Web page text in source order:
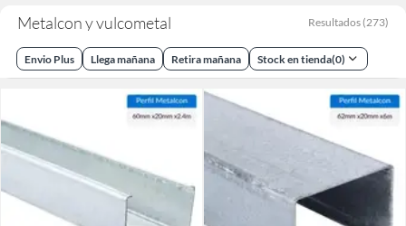
Metalcon y vulcometal Resultados (273)
Envio Plus Llega mañana Retira mañana Stock en tienda(0)